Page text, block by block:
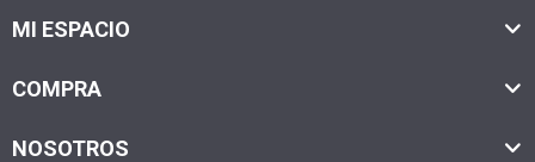
MI ESPACIO
COMPRA
NOSOTROS